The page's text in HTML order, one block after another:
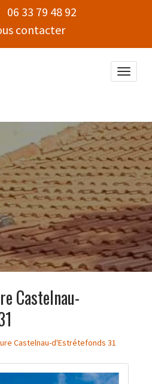
06 33 79 48 92
contacter
Toggle
Castelnau-
Castelnau-d'Estrétefonds 31